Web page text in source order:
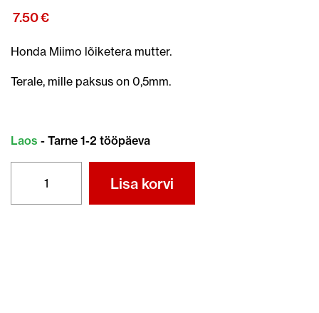
7.50€
Honda Miimo lõiketera mutter.
Terale, mille paksus on 0,5mm.
Laos - Tarne 1-2 tööpäeva
LÕIKETERA
Lisa korvi